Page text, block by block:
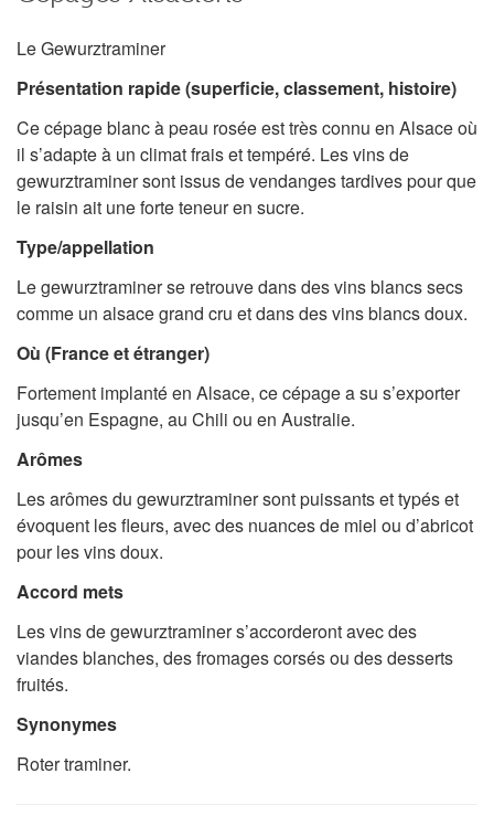
Le Gewurztraminer
Présentation rapide (superficie, classement, histoire)
Ce cépage blanc à peau rosée est très connu en Alsace où
il s’adapte à un climat frais et tempéré. Les vins de
gewurztraminer sont issus de vendanges tardives pour que
le raisin ait une forte teneur en sucre.
Type/appellation
Le gewurztraminer se retrouve dans des vins blancs secs
comme un alsace grand cru et dans des vins blancs doux.
Où (France et étranger)
Fortement implanté en Alsace, ce cépage a su s’exporter
jusqu’en Espagne, au Chili ou en Australie.
Arômes
Les arômes du gewurztraminer sont puissants et typés et
évoquent les fleurs, avec des nuances de miel ou d’abricot
pour les vins doux.
Accord mets
Les vins de gewurztraminer s’accorderont avec des
viandes blanches, des fromages corsés ou des desserts
fruités.
Synonymes
Roter traminer.